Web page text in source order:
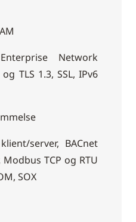
Network
TLS 1.3, SSL, IPv6
server, BACnet
TCP og RTU
SOX